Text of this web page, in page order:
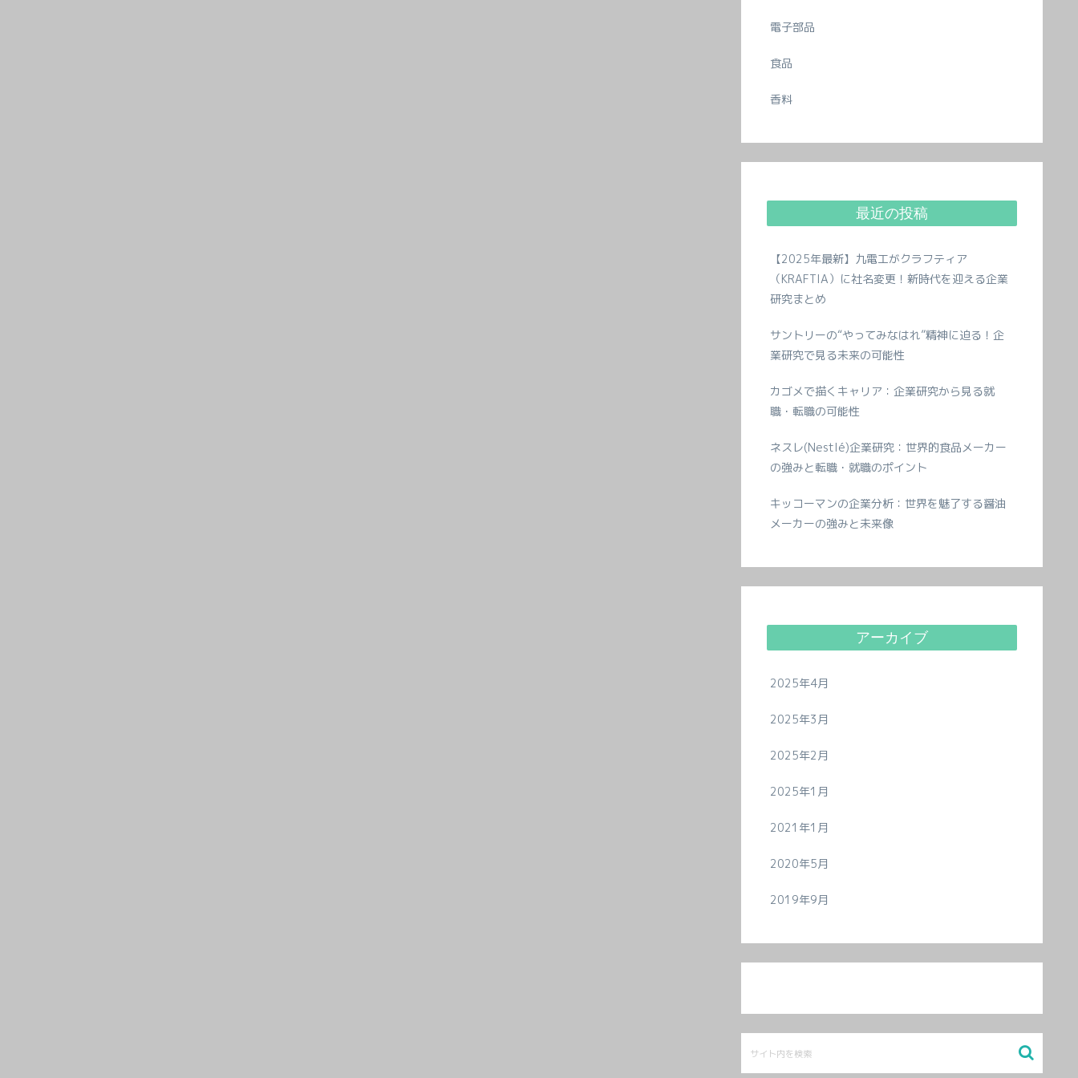
電子部品
食品
香料
最近の投稿
【2025年最新】九電工がクラフティア
（KRAFTIA）に社名変更！新時代を迎える企業
研究まとめ
サントリーの“やってみなはれ”精神に迫る！企
業研究で見る未来の可能性
カゴメで描くキャリア：企業研究から見る就
職・転職の可能性
ネスレ(Nestlé)企業研究：世界的食品メーカー
の強みと転職・就職のポイント
キッコーマンの企業分析：世界を魅了する醤油
メーカーの強みと未来像
アーカイブ
2025年4月
2025年3月
2025年2月
2025年1月
2021年1月
2020年5月
2019年9月